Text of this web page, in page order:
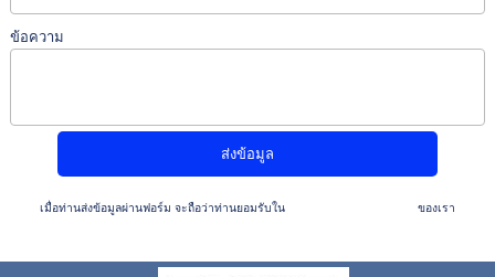
ข้อความ
เมื่อท่านส่งข้อมูลผ่านฟอร์ม จะถือว่าท่านยอมรับในนโยบายความเป็นส่วนตัว ของเรา